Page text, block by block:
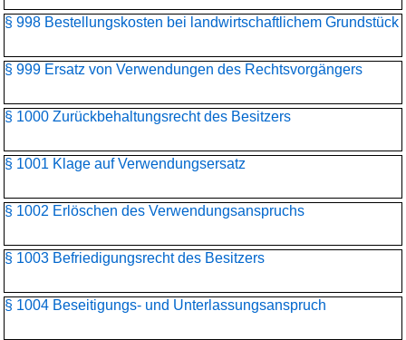
§ 998 Bestellungskosten bei landwirtschaftlichem Grundstück
§ 999 Ersatz von Verwendungen des Rechtsvorgängers
§ 1000 Zurückbehaltungsrecht des Besitzers
§ 1001 Klage auf Verwendungsersatz
§ 1002 Erlöschen des Verwendungsanspruchs
§ 1003 Befriedigungsrecht des Besitzers
§ 1004 Beseitigungs- und Unterlassungsanspruch